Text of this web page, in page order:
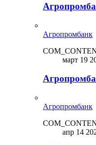
Агропромбанк
март 19
Агропромбанк
апр 14